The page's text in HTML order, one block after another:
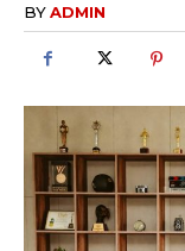
BYADMIN